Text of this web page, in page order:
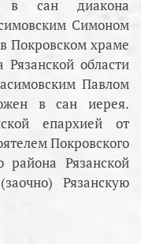
в сан диакона
Симоном
Покровском храме
области
Павлом
в сан иерея.
епархией от
Покровского
района Рязанской
Рязанскую